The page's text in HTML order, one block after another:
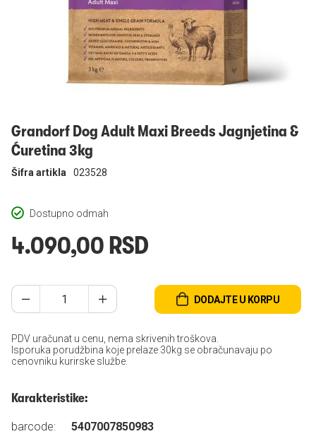
Grandorf Dog Adult Maxi Breeds Jagnjetina &
Ćuretina 3kg
Dostupno odmah
Šifra artikla 023528
4.090,00 RSD
DODAJTE U KORPU
PDV uračunat u cenu, nema skrivenih troškova.
Isporuka porudžbina koje prelaze 30kg se obračunavaju po
cenovniku kurirske službe.
Karakteristike:
barcode:
5407007850983